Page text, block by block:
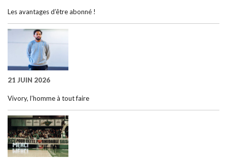
Les avantages d’être abonné !
21 JUIN 2026
Vivory, l’homme à tout faire